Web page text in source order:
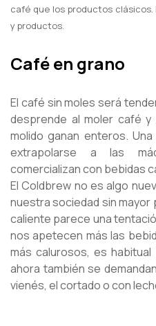
café que los productos
y productos.
Café en grano
El café sin moles será
desprende al moler café
molido ganan enteros.
extrapolarse a las
comercializan con bebidas
El Coldbrew no es algo
nuestra sociedad sin mayor
caliente parece una
nos apetecen más las
más calurosos, es
ahora también se
vienés, el cortado o con